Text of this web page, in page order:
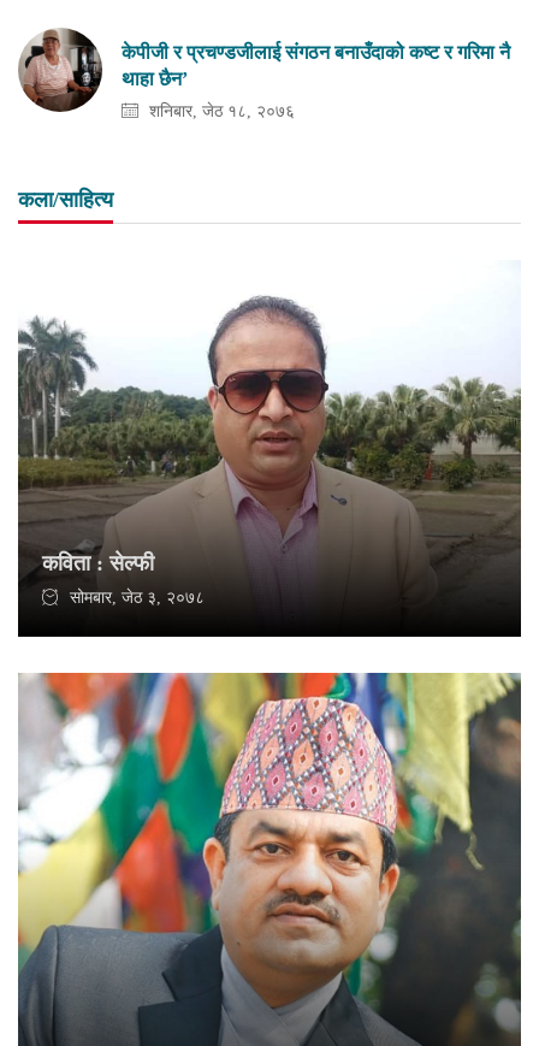
केपीजी र प्रचण्डजीलाई संगठन बनाउँदाको कष्ट र गरिमा नै
थाहा छैन’
शनिबार, जेठ १८, २०७६
कला/साहित्य
कविता : सेल्फी
सोमबार, जेठ ३, २०७८